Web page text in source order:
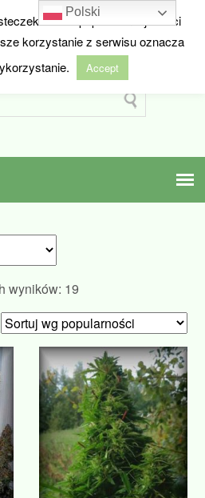
z Holandii
wyników: 19
według
popularności
w celu poprawienia jakości
korzystanie z serwisu oznacza
Accept
Polski